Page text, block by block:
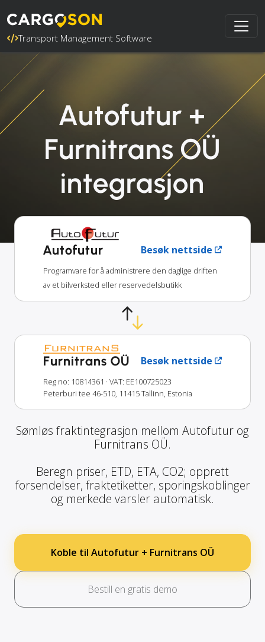
Transport Management Software
Autofutur +
Furnitrans OÜ
integrasjon
Autofutur Besøk nettside
Programvare for å administrere den daglige driften
av et bilverksted eller reservedelsbutikk
Furnitrans OÜ Besøk nettside
Reg no: 10814361 · VAT: EE100725023
Peterburi tee 46-510, 11415 Tallinn, Estonia
Sømløs fraktintegrasjon mellom Autofutur og
Furnitrans OÜ.
Beregn priser, ETD, ETA, CO2; opprett
forsendelser, fraktetiketter, sporingskoblinger
og merkede varsler automatisk.
Koble til Autofutur + Furnitrans OÜ
Bestill en gratis demo